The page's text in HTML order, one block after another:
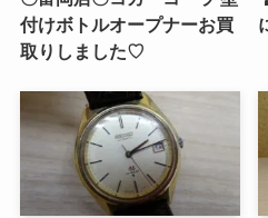
付けボトルオープナーお買
取りしました♡